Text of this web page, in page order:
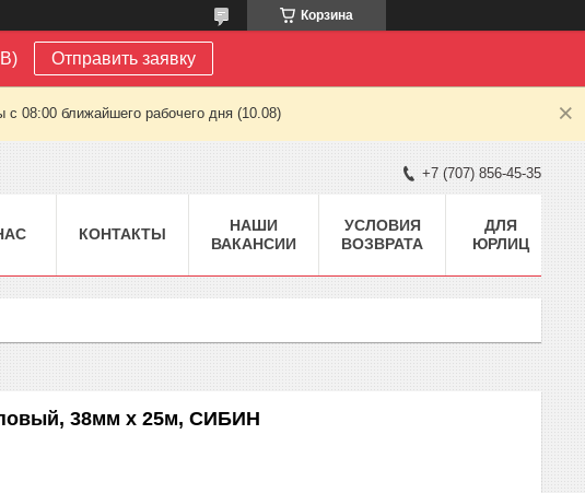
Корзина
Отправить заявку
08:00 ближайшего рабочего дня (10.08)
+7 (707) 856-45-35
КОНТАКТЫ
НАШИ
ВАКАНСИИ
УСЛОВИЯ
ВОЗВРАТА
ДЛЯ
ЮРЛИЦ
38мм х 25м, CИБИН